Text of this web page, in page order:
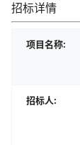
招标详情
项目名称:
招标人: